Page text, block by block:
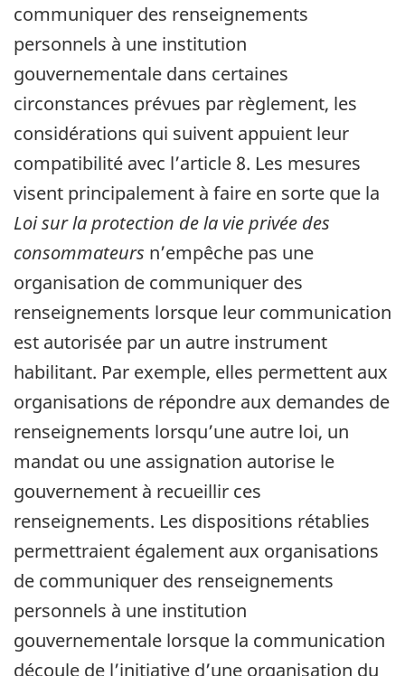
communiquer des renseignements
personnels à une institution
gouvernementale dans certaines
circonstances prévues par règlement, les
considérations qui suivent appuient leur
compatibilité avec l’article 8. Les mesures
visent principalement à faire en sorte que la
Loi sur la protection de la vie privée des
consommateurs n’empêche pas une
organisation de communiquer des
renseignements lorsque leur communication
est autorisée par un autre instrument
habilitant. Par exemple, elles permettent aux
organisations de répondre aux demandes de
renseignements lorsqu’une autre loi, un
mandat ou une assignation autorise le
gouvernement à recueillir ces
renseignements. Les dispositions rétablies
permettraient également aux organisations
de communiquer des renseignements
personnels à une institution
gouvernementale lorsque la communication
découle de l’initiative d’une organisation du